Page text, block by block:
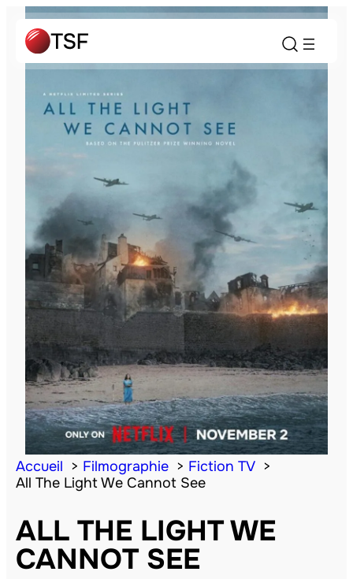
Accueil Filmographie
Fiction TV
All The Light We Cannot See
ALL THE LIGHT WE
CANNOT SEE